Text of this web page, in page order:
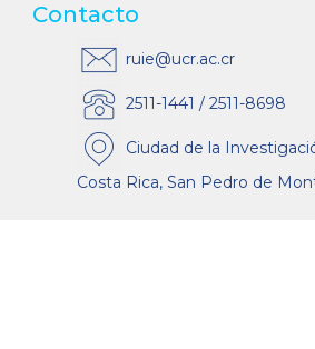
Contacto
ruie@ucr.ac.cr
2511-1441 / 2511-8698
Ciudad de la
Costa Rica, San Pedro de